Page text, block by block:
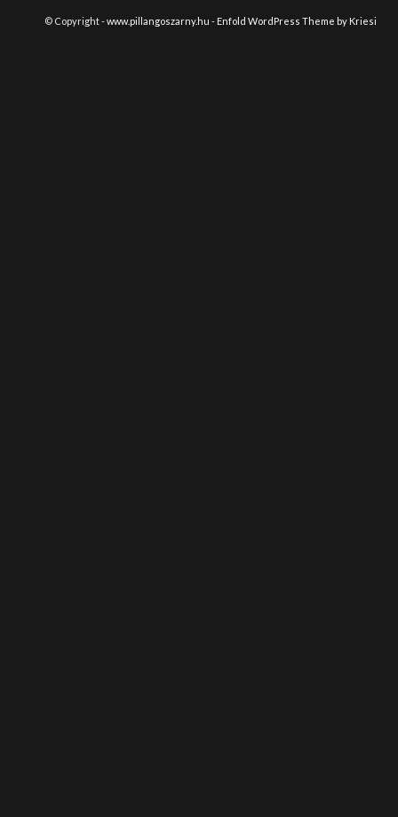
© Copyright -www.pillangoszarny.hu - Enfold WordPress Theme by Kriesi